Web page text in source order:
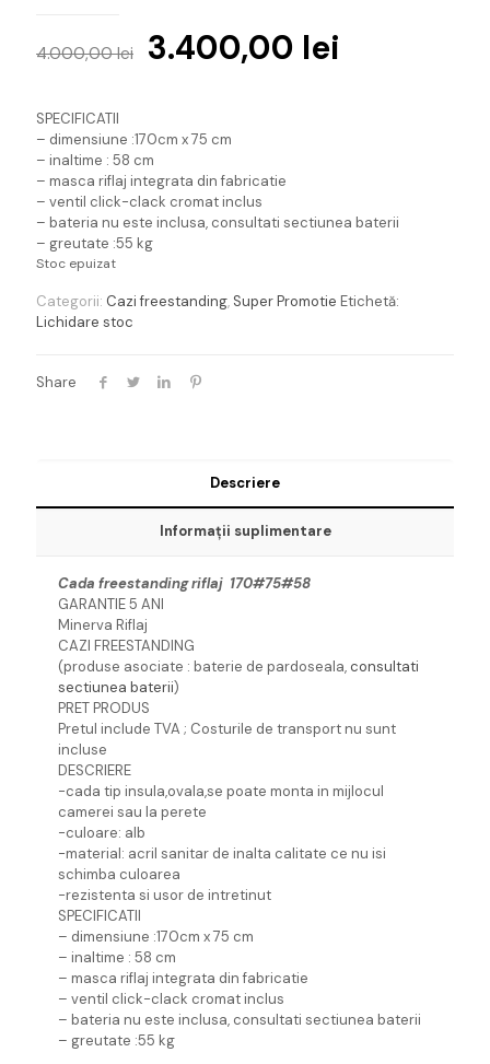
4.000,00lei Prețul
fost:
4.000,00 lei.
3.400,00 lei
SPECIFICATII
– dimensiune :170cm x 75 cm
– inaltime : 58 cm
– masca riflaj integrata din fabricatie
– ventil click-clack cromat inclus
– bateria nu este inclusa, consultati sectiunea baterii
– greutate :55 kg
Stoc epuizat
Categorii: Cazi freestanding, Super Promotie Etichetă:
Lichidare stoc
Share
Descriere
Informații suplimentare
Cada freestanding riflaj 170#75#58
GARANTIE 5 ANI
Minerva Riflaj
CAZI FREESTANDING
(produse asociate : baterie de pardoseala,consultati
sectiunea baterii)
PRET PRODUS
Pretul include TVA ; Costurile de transport nu sunt
incluse
DESCRIERE
-cada tip insula,ovala,se poate monta in mijlocul
camerei sau la perete
-culoare: alb
-material: acril sanitar de inalta calitate ce nu isi
schimba culoarea
-rezistenta si usor de intretinut
SPECIFICATII
– dimensiune :170cm x 75 cm
– inaltime : 58 cm
– masca riflaj integrata din fabricatie
– ventil click-clack cromat inclus
– bateria nu este inclusa, consultati sectiunea baterii
– greutate :55 kg